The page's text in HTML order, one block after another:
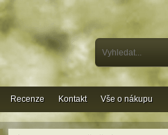
Recenze Kontakt Vše o nákupu